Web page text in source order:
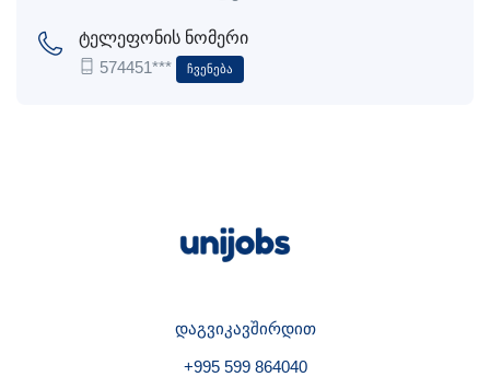
ტელეფონის ნომერი
574451***
Ჩვენება
დაგვიკავშირდით
+995 599 864040